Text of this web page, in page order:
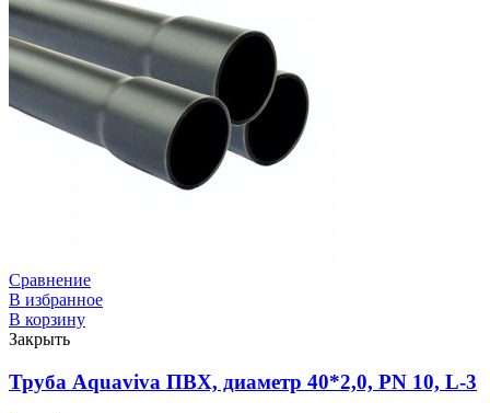
Сравнение
В избранное
В корзину
Закрыть
Труба Aquaviva ПВХ, диаметр 40*2,0, PN 10, L-3